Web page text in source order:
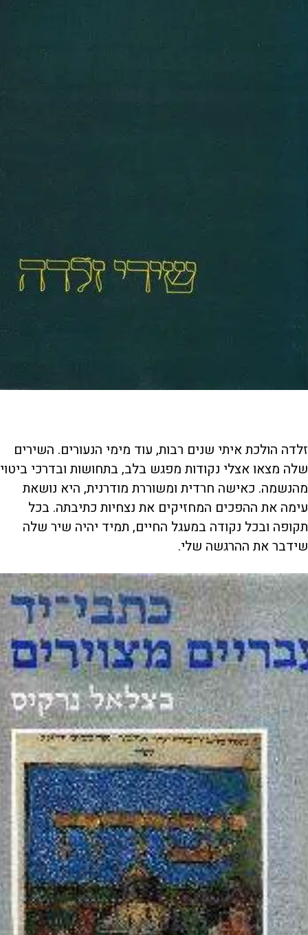
זלדה הולכת איתי שנים רבות, עוד מימי הנעורים. השירים
שלה מצאו אצלי נקודות מפגש בלב, בתחושות ובדרכי ביטוי
מהנשמה. כאישה חרדית ומשוררת מודרנית, היא נושאת
עימה את ההפכים המחזיקים את נצחיות כתיבתה. בכל
תקופה ובכל נקודה במעגל החיים, תמיד יהיה שיר שלה
שידבר את ההרגשה שלי.